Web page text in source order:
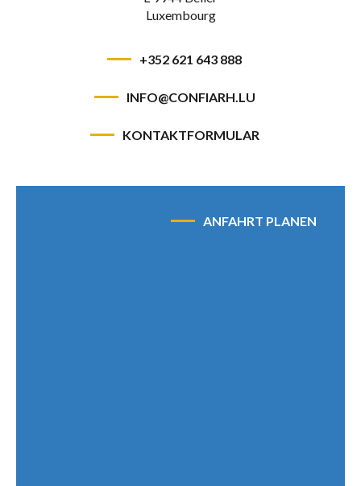
Kontakt
ANFAHRT PLANEN
Luxembourg
+352 621 643 888
INFO@CONFIARH.LU
KONTAKTFORMULAR